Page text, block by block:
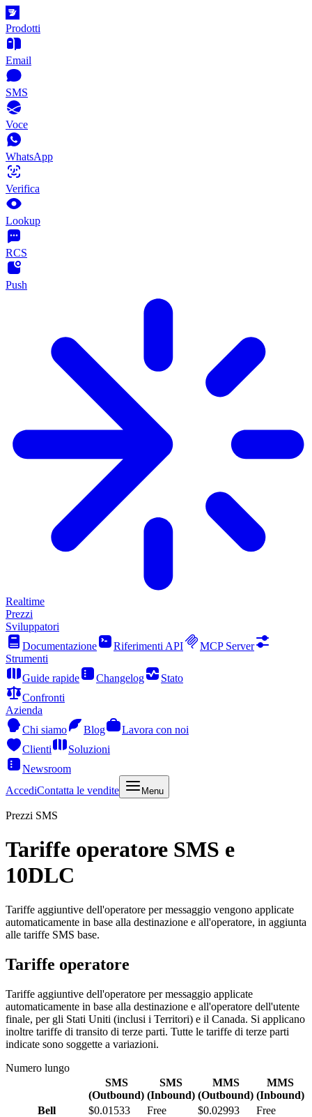
Prodotti
Email
SMS
Voce
WhatsApp
Verifica
Lookup
RCS
Push
Realtime
Prezzi
Sviluppatori
Documentazione
Riferimenti API
MCP Server
Strumenti
Guide rapide
Changelog
Stato
Confronti
Azienda
Chi siamo
Blog
Lavora con noi
Clienti
Soluzioni
Newsroom
AccediContatta le vendite Menu
Prezzi SMS
Tariffe operatore SMS e
10DLC
Tariffe aggiuntive dell'operatore per messaggio vengono applicate
automaticamente in base alla destinazione e all'operatore, in aggiunta
alle tariffe SMS base.
Tariffe operatore
Tariffe aggiuntive dell'operatore per messaggio applicate
automaticamente in base alla destinazione e all'operatore dell'utente
finale, per gli Stati Uniti (inclusi i Territori) e il Canada. Si applicano
inoltre tariffe di transito di terze parti. Tutte le tariffe di terze parti
indicate sono soggette a variazioni.
Numero lungo
SMS
(Outbound)
SMS
(Inbound)
MMS
(Outbound)
MMS
(Inbound)
Bell
$0.01533 Free $0.02993
Free